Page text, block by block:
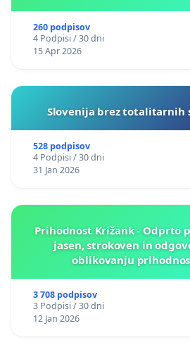
260 podpisov
4 Podpisi / 30 dni
15 Apr 2026
Slovenija brez totalitarnih
528 podpisov
4 Podpisi / 30 dni
31 Jan 2026
Prihodnost Križank - Odprto
jasen, strokoven in
oblikovanju
3 708 podpisov
3 Podpisi / 30 dni
12 Jan 2026